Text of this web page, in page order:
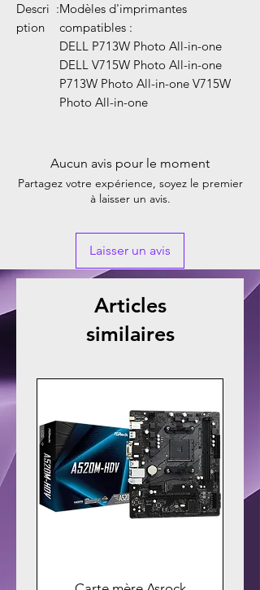
Descri
ption
:Modèles d'imprimantes
compatibles :
DELL P713W Photo All-in-one
DELL V715W Photo All-in-one
P713W Photo All-in-one V715W
Photo All-in-one
Aucun avis pour le moment
Partagez votre expérience, soyez le premier
à laisser un avis.
Laisser un avis
Articles
similaires